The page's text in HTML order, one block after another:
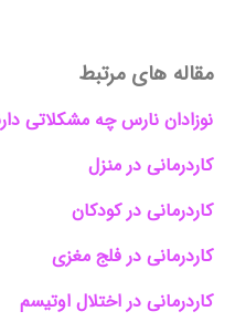
مقاله های مرتبط
نوزادان نارس چه مشکلاتی
کاردرمانی در منزل
کاردرمانی در کودکان
کاردرمانی در فلج مغزی
کاردرمانی در اختلال اوتیسم